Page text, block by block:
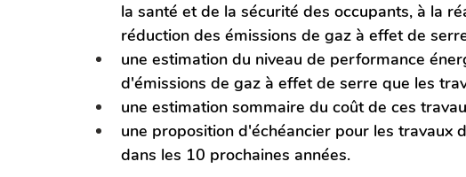
la santé et de la sécurité des occupants, à la
réduction des émissions de gaz à effet de
une estimation du niveau de performance
d'émissions de gaz à effet de serre que les
une estimation sommaire du coût de ces
une proposition d'échéancier pour les travaux
dans les 10 prochaines années.